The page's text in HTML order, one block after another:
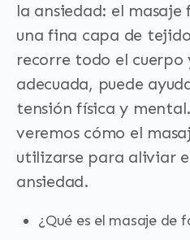
la ansiedad: el masaje
una fina capa de
recorre todo el
adecuada, puede
tensión física y
veremos cómo el
utilizarse para aliviar
ansiedad.
¿Qué es el masaje de